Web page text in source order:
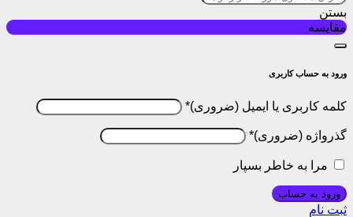
بستن
مقایسه
ورود به حساب کاربری
کلمه کاربری یا ایمیل *
گذرواژه *
مرا به خاطر بسپار
ورود به حساب
ثبت نام